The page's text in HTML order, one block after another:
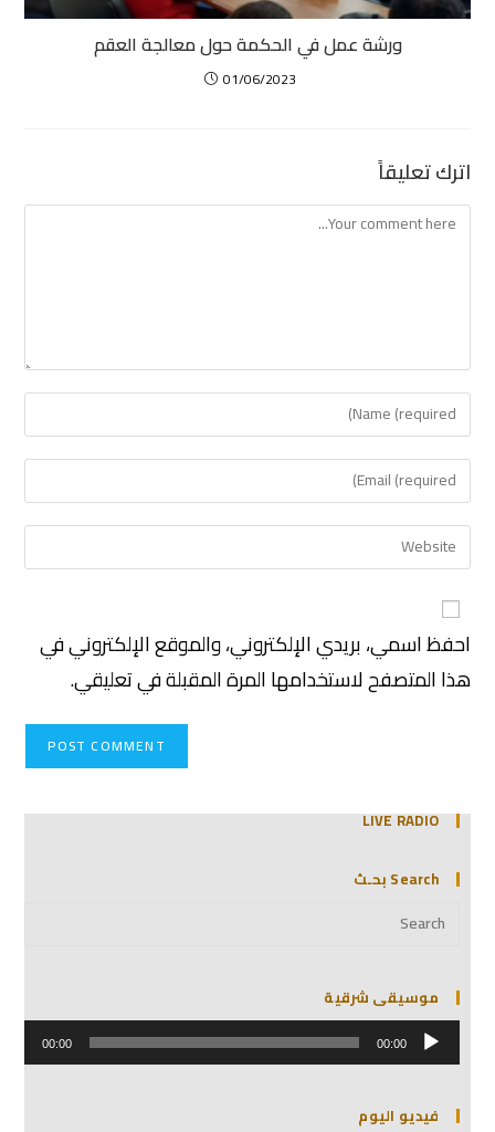
ورشة عمل في الحكمة حول معالجة العقم
01/06/2023
اترك تعليقاً
احفظ اسمي، بريدي الإلكتروني، والموقع الإلكتروني في
هذا المتصفح لاستخدامها المرة المقبلة في تعليقي.
LIVE RADIO
Search بحـث
موسيقى شرقية
مشغل
الصوت 00:00
00:00
فيديو اليوم